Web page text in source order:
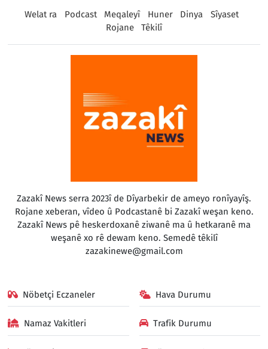
Welat ra Podcast Meqaleyî Huner Dinya
Sîyaset
Rojane
Têkilî
Zazakî News serra 2023î de Dîyarbekir de ameyo ronîyayîş.
Rojane xeberan, vîdeo û Podcastanê bi Zazakî weşan keno.
Zazakî News pê heskerdoxanê ziwanê ma û hetkaranê ma
weşanê xo rê dewam keno. Semedê têkilî
zazakinewe@gmail.com
Nöbetçi Eczaneler Hava Durumu
Namaz Vakitleri Trafik Durumu